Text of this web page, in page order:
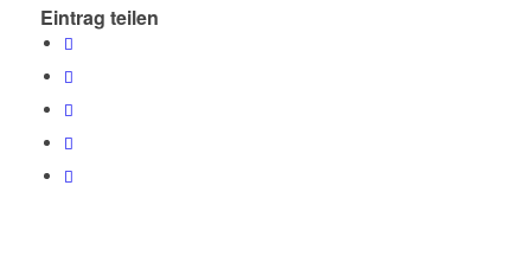
Eintrag teilen